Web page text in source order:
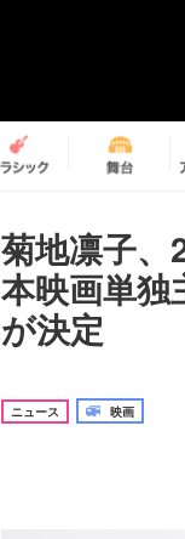
菊地凛子
本映画単
が決定
ニュース 映画